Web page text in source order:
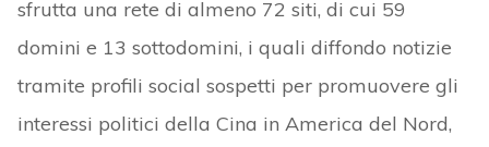
sfrutta una rete di almeno 72 siti, di cui 59
domini e 13 sottodomini, i quali diffondo notizie
tramite profili social sospetti per promuovere gli
interessi politici della Cina in America del Nord,